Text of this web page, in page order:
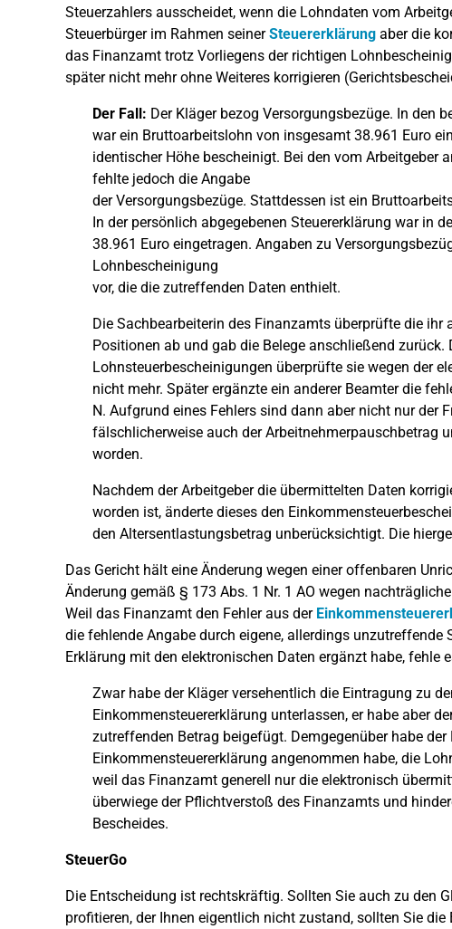
Steuerzahlers ausscheidet, wenn die Lohndaten vom
Steuerbürger im Rahmen seinerSteuererklärung aber die
das Finanzamt trotz Vorliegens der richtigen
später nicht mehr ohne Weiteres korrigieren
Der Fall: Der Kläger bezog Versorgungsbezüge. In den
war ein Bruttoarbeitslohn von insgesamt 38.961 Euro
identischer Höhe bescheinigt. Bei den vom Arbeitgeber
fehlte jedoch die Angabe
der Versorgungsbezüge. Stattdessen ist ein
In der persönlich abgegebenen Steuererklärung war in
38.961 Euro eingetragen. Angaben zu
Lohnbescheinigung
vor, die die zutreffenden Daten enthielt.
Die Sachbearbeiterin des Finanzamts überprüfte die ihr
Positionen ab und gab die Belege anschließend zurück.
Lohnsteuerbescheinigungen überprüfte sie wegen der
nicht mehr. Später ergänzte ein anderer Beamter die
N. Aufgrund eines Fehlers sind dann aber nicht nur der
fälschlicherweise auch der Arbeitnehmerpauschbetrag
worden.
Nachdem der Arbeitgeber die übermittelten Daten
worden ist, änderte dieses den
den Altersentlastungsbetrag unberücksichtigt. Die
Das Gericht hält eine Änderung wegen einer offenbaren
Änderung gemäß § 173 Abs. 1 Nr. 1 AO wegen
Weil das Finanzamt den Fehler aus der
die fehlende Angabe durch eigene, allerdings
Erklärung mit den elektronischen Daten ergänzt habe, fehle
Zwar habe der Kläger versehentlich die Eintragung zu
Einkommensteuererklärung unterlassen, er habe aber
zutreffenden Betrag beigefügt. Demgegenüber habe der
Einkommensteuererklärung angenommen habe, die
weil das Finanzamt generell nur die elektronisch
überwiege der Pflichtverstoß des Finanzamts und
Bescheides.
SteuerGo
Die Entscheidung ist rechtskräftig. Sollten Sie auch zu den
profitieren, der Ihnen eigentlich nicht zustand, sollten Sie